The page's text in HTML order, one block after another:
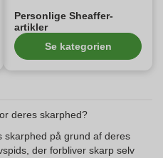
Personlige Sheaffer-
artikler
Se kategorien
deres skarphed?
skarphed på grund af deres
der forbliver skarp selv